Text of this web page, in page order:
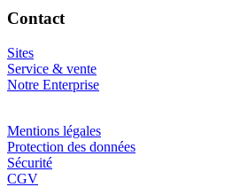
Contact
Sites
Service & vente
Notre Enterprise
Mentions légales
Protection des données
Sécurité
CGV